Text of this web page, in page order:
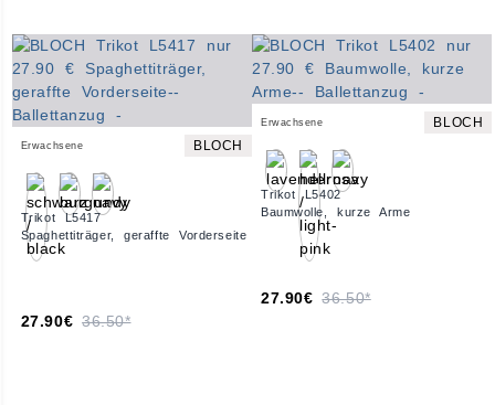
Erwachsene BLOCH
Trikot L5417
Spaghettiträger, geraffte Vorderseite
27.90€ 36.50*
Erwachsene BLOCH
Trikot L5402
Baumwolle, kurze Arme
27.90€ 36.50*